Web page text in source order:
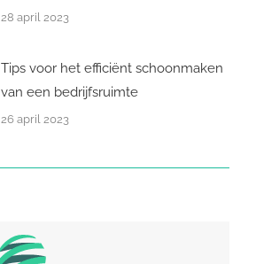
28 april 2023
Tips voor het efficiënt schoonmaken
van een bedrijfsruimte
26 april 2023